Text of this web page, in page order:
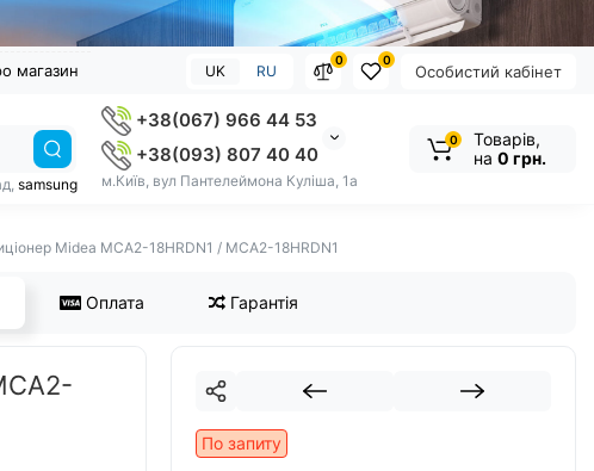
магазин Особистий кабінет
0
0
UK RU
+38(067) 966 44 53
+38(093) 807 40 40
м.Київ, вул Пантелеймона Куліша, 1а
samsung
0
Товарів,
на 0 грн.
Midea MCA2-18HRDN1 / MCA2-18HRDN1
Оплата Гарантія
По запиту